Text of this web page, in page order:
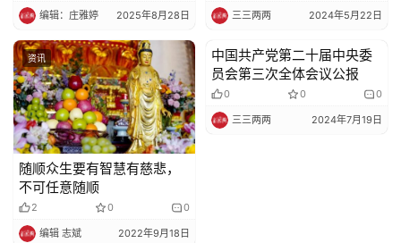
编辑：庄雅婷 2025年8月28日 三三两两 2024年5月22日
资讯
随顺众生要有智慧有慈悲，
不可任意随顺
2 0 0
编辑 志斌 2022年9月18日
资讯
中国共产党第二十届中央委
员会第三次全体会议公报
0 0 0
三三两两 2024年7月19日